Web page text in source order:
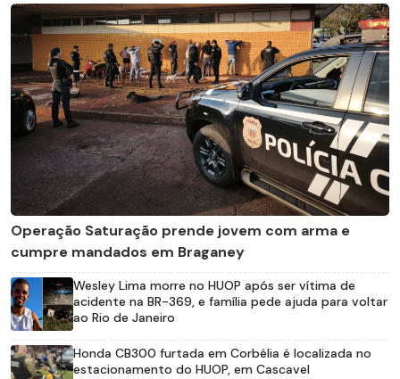
Operação Saturação prende jovem com arma e
cumpre mandados em Braganey
Wesley Lima morre no HUOP após ser vítima de
acidente na BR-369, e família pede ajuda para voltar
ao Rio de Janeiro
Honda CB300 furtada em Corbélia é localizada no
estacionamento do HUOP, em Cascavel